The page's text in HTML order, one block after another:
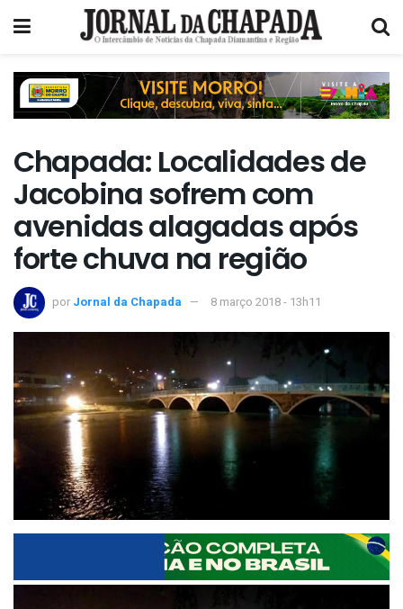
Chapada: Localidades de
Jacobina sofrem com
avenidas alagadas após
forte chuva na região
por Jornal da Chapada 8 março 2018 - 13h11